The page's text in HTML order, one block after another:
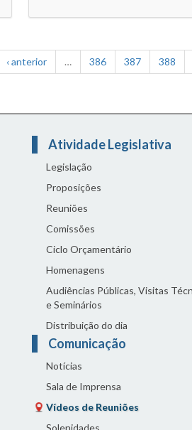
‹ anterior … 386 387 388
Atividade Legislativa
Legislação
Proposições
Reuniões
Comissões
Ciclo Orçamentário
Homenagens
Audiências Públicas, Visitas
e Seminários
Distribuição do dia
Comunicação
Notícias
Sala de Imprensa
Vídeos de Reuniões
Solenidades